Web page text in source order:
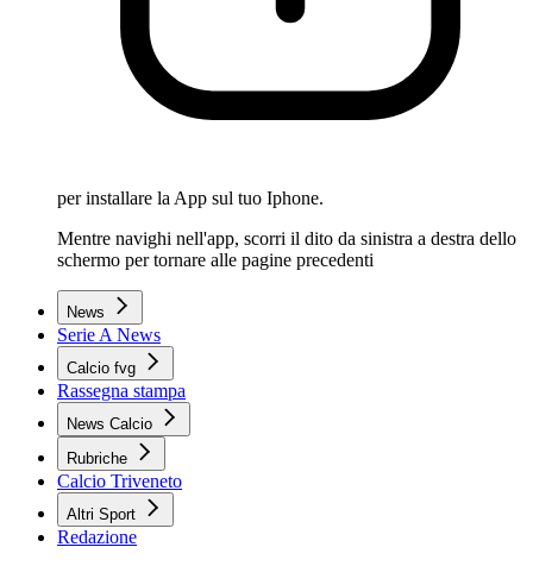
per installare la App sul tuo Iphone.
Mentre navighi nell'app, scorri il dito da sinistra a destra dello
schermo per tornare alle pagine precedenti
News
Serie A News
Calcio fvg
Rassegna stampa
News Calcio
Rubriche
Calcio Triveneto
Altri Sport
Redazione